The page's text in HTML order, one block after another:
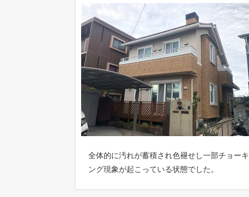
全体的に汚れが蓄積され色褪せし一部チョーキ
ング現象が起こっている状態でした。